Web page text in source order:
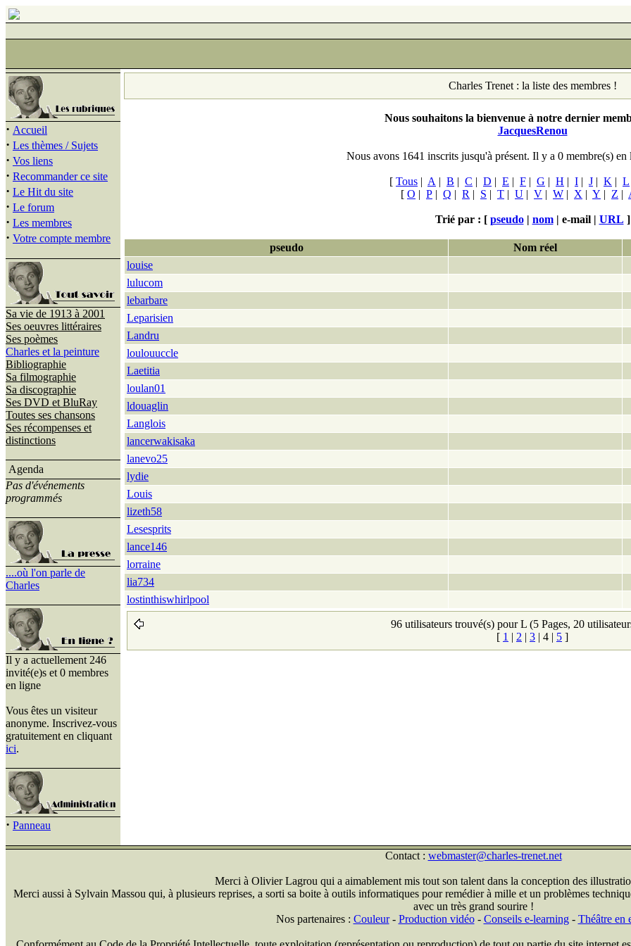
· Accueil
· Les thèmes / Sujets
· Vos liens
· Recommander ce site
· Le Hit du site
· Le forum
· Les membres
· Votre compte membre
Sa vie de 1913 à 2001
Ses oeuvres littéraires
Ses poèmes
Charles et la peinture
Bibliographie
Sa filmographie
Sa discographie
Ses DVD et BluRay
Toutes ses chansons
Ses récompenses et
distinctions
Agenda
Pas d'événements
programmés
....où l'on parle de
Charles
Il y a actuellement 246
invité(e)s et 0 membres
en ligne
Vous êtes un visiteur
anonyme. Inscrivez-vous
gratuitement en cliquant
ici.
· Panneau
Charles Trenet : la liste des membres !
Nous souhaitons la bienvenue à notre dernier
JacquesRenou
Nous avons 1641 inscrits jusqu'à présent. Il y a 0 membre(s) en
[ Tous | A | B | C | D | E | F | G | H | I | J | K | L
[ O | P | Q | R | S | T | U | V | W | X | Y | Z |
Trié par : [ pseudo| nom| e-mail | URL ]
pseudo Nom réel
louise
lulucom
lebarbare
Leparisien
Landru
loulouuccle
Laetitia
loulan01
ldouaglin
Langlois
lancerwakisaka
lanevo25
lydie
Louis
lizeth58
Lesesprits
lance146
lorraine
lia734
lostinthiswhirlpool
96 utilisateurs trouvé(s) pour L (5 Pages, 20
[ 1 | 2 | 3 | 4 | 5 ]
Contact : webmaster@charles-trenet.net
Merci à Olivier Lagrou qui a aimablement mis tout son talent dans la conception des
Merci aussi à Sylvain Massou qui, à plusieurs reprises, a sorti sa boite à outils informatiques pour remédier à mille et un problèmes
avec un très grand sourire !
Nos partenaires : Couleur- Production vidéo- Conseils e-learning- Théâtre en